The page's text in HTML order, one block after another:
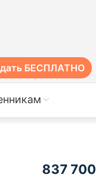
БЕСПЛАТНО
837 700